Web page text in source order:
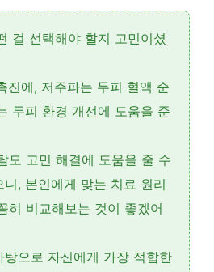
걸 선택해야 할지 고민이셨
진에, 저주파는 두피 혈액 순
두피 환경 개선에 도움을 준
모 고민 해결에 도움을 줄 수
, 본인에게 맞는 치료 원리
히 비교해보는 것이 좋겠어
탕으로 자신에게 가장 적합한